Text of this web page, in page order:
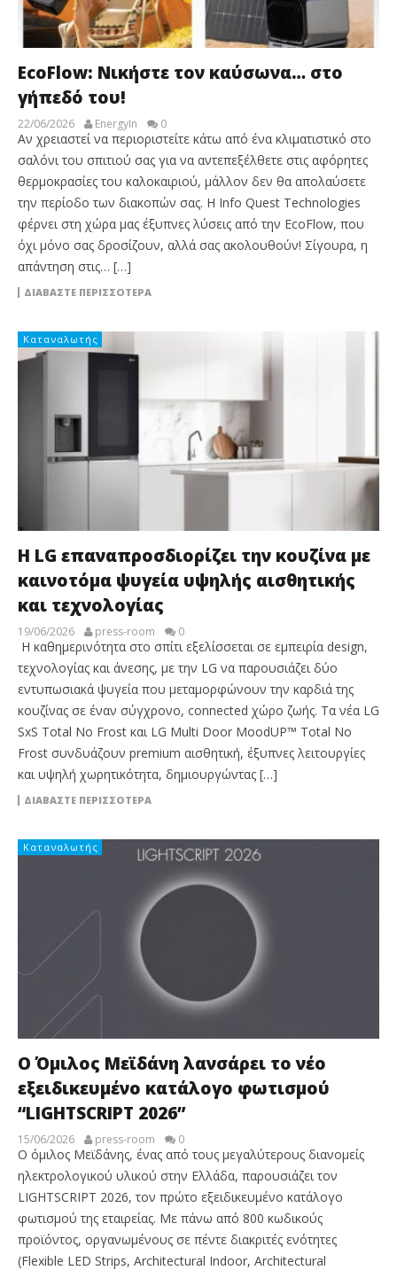
EcoFlow: Νικήστε τον καύσωνα… στο
γήπεδό του!
22/06/2026 EnergyIn 0
Αν χρειαστεί να περιοριστείτε κάτω από ένα κλιματιστικό στο
σαλόνι του σπιτιού σας για να αντεπεξέλθετε στις αφόρητες
θερμοκρασίες του καλοκαιριού, μάλλον δεν θα απολαύσετε
την περίοδο των διακοπών σας. Η Info Quest Technologies
φέρνει στη χώρα μας έξυπνες λύσεις από την EcoFlow, που
όχι μόνο σας δροσίζουν, αλλά σας ακολουθούν! Σίγουρα, η
απάντηση στις… […]
ΔΙΑΒΆΣΤΕ ΠΕΡΙΣΣΌΤΕΡΑ
Καταναλωτής
Η LG επαναπροσδιορίζει την κουζίνα με
καινοτόμα ψυγεία υψηλής αισθητικής
και τεχνολογίας
19/06/2026 press-room 0
Η καθημερινότητα στο σπίτι εξελίσσεται σε εμπειρία design,
τεχνολογίας και άνεσης, με την LG να παρουσιάζει δύο
εντυπωσιακά ψυγεία που μεταμορφώνουν την καρδιά της
κουζίνας σε έναν σύγχρονο, connected χώρο ζωής. Τα νέα LG
SxS Total No Frost και LG Multi Door MoodUP™ Total No
Frost συνδυάζουν premium αισθητική, έξυπνες λειτουργίες
και υψηλή χωρητικότητα, δημιουργώντας […]
ΔΙΑΒΆΣΤΕ ΠΕΡΙΣΣΌΤΕΡΑ
Καταναλωτής
Ο Όμιλος Μεϊδάνη λανσάρει το νέο
εξειδικευμένο κατάλογο φωτισμού
“LIGHTSCRIPT 2026”
15/06/2026 press-room 0
Ο όμιλος Μεϊδάνης, ένας από τους μεγαλύτερους διανομείς
ηλεκτρολογικού υλικού στην Ελλάδα, παρουσιάζει τον
LIGHTSCRIPT 2026, τον πρώτο εξειδικευμένο κατάλογο
φωτισμού της εταιρείας. Με πάνω από 800 κωδικούς
προϊόντος, οργανωμένους σε πέντε διακριτές ενότητες
(Flexible LED Strips, Architectural Indoor, Architectural